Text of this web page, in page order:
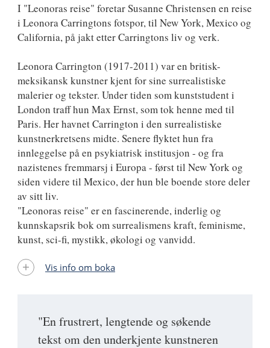
"En frustrert, lengtende og søkende
tekst om den underkjente kunstneren
I "Leonoras reise" foretar Susanne Christensen en reise
i Leonora Carringtons fotspor, til New York, Mexico og
California, på jakt etter Carringtons liv og verk.
Leonora Carrington (1917-2011) var en britisk-
meksikansk kunstner kjent for sine surrealistiske
malerier og tekster. Under tiden som kunststudent i
London traff hun Max Ernst, som tok henne med til
Paris. Her havnet Carrington i den surrealistiske
kunstnerkretsens midte. Senere flyktet hun fra
innleggelse på en psykiatrisk institusjon - og fra
nazistenes fremmarsj i Europa - først til New York og
siden videre til Mexico, der hun ble boende store deler
av sitt liv.
"Leonoras reise" er en fascinerende, inderlig og
kunnskapsrik bok om surrealismens kraft, feminisme,
kunst, sci-fi, mystikk, økologi og vanvidd.
Vis info om boka